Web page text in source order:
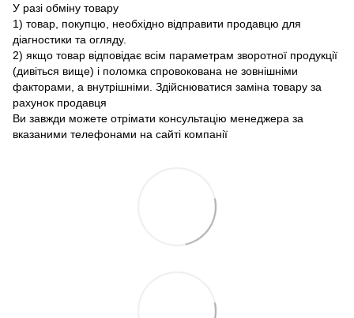
У разі обміну товару
1) товар, покупцю, необхідно відправити продавцю для
діагностики та огляду.
2) якщо товар відповідає всім параметрам зворотної продукції
(дивіться вище) і поломка спровокована не зовнішніми
факторами, а внутрішніми. Здійснюватися заміна товару за
рахунок продавця
Ви завжди можете отрімати консультацію менеджера за
вказаними телефонами на сайті компанії